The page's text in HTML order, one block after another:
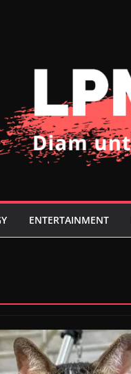
ENTERTAINMENT